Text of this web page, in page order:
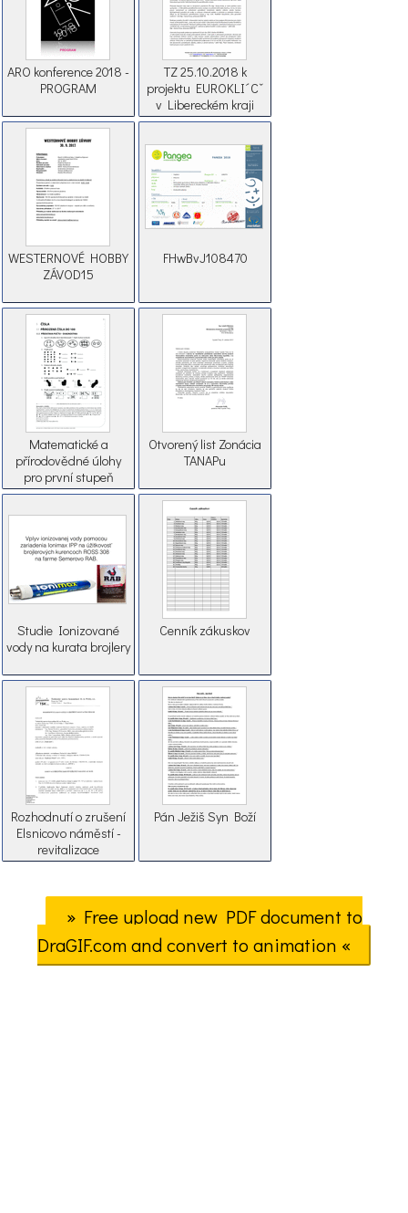
ARO konference 2018 -
PROGRAM
TZ 25.10.2018 k
projektu EUROKLI´Cˇ
v Libereckém kraji
WESTERNOVÉ HOBBY
ZÁVOD15
FHwBvJ108470
Matematické a
přírodovědné úlohy
pro první stupeň
základní školy
Otvorený list Zonácia
TANAPu
Studie Ionizované
vody na kurata brojlery
Cenník zákuskov
Rozhodnutí o zrušení
Elsnicovo náměstí -
revitalizace
Pán Ježiš Syn Boží
» Free upload new PDF document to
DraGIF.com and convert to animation «